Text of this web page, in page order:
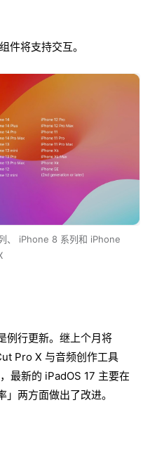
件将支持交互。
、 iPhone 8 系列和 iPhone
例行更新。继上个月将
Pro X 与音频创作工具
最新的 iPadOS 17 主要在
」两方面做出了改进。